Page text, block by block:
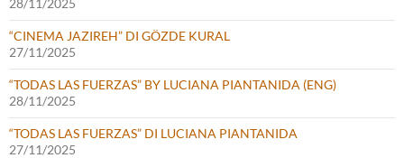
28/11/2025
“CINEMA JAZIREH” DI GÖZDE KURAL
27/11/2025
“TODAS LAS FUERZAS” BY LUCIANA PIANTANIDA (ENG)
28/11/2025
“TODAS LAS FUERZAS” DI LUCIANA PIANTANIDA
27/11/2025